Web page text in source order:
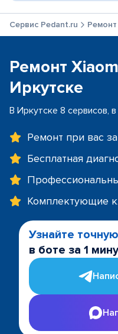
Сервис Pedant.ru
Ремонт
Иркутске
В Иркутске 8 сервисов,
Ремонт при вас
Бесплатная
Комплектующие
Узнайте
в боте за 1